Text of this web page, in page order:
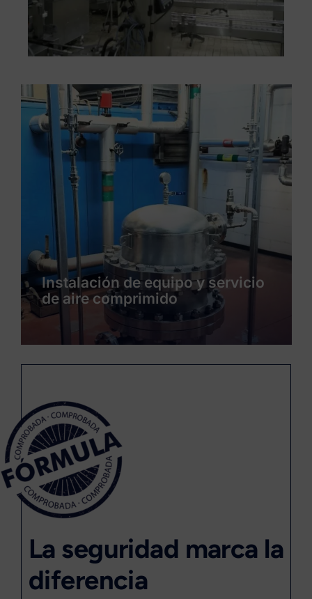
Instalación de servicios y
producto de un nueva línea de
envasado
La seguridad marca la
diferencia